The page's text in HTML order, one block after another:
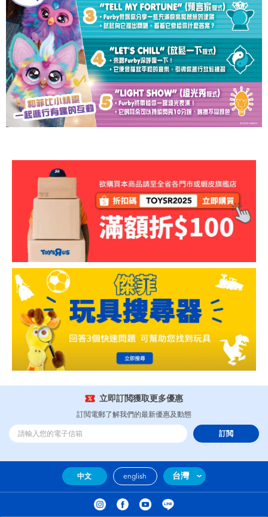
立即訂閲獲取更多優惠
訂閲電郵了解我們的最新優惠及動態
訂閲
中文 english 台灣